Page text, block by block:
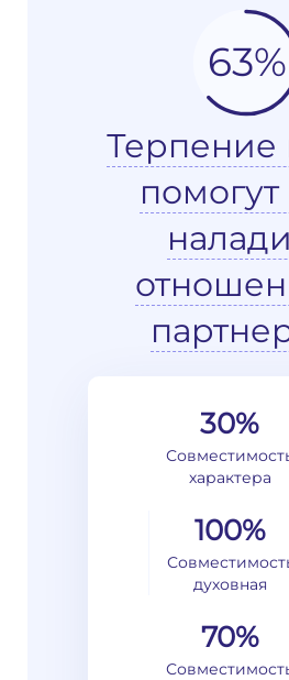
63%
Терпение
30%
характера
100%
духовная
70%